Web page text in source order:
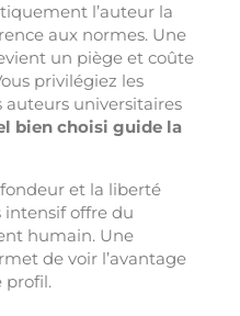
l’auteur la
aux normes. Une
un piège et coûte
privilégiez les
auteurs universitaires
bien choisi guide la
et la liberté
intensif offre du
humain. Une
de voir l’avantage
profil.